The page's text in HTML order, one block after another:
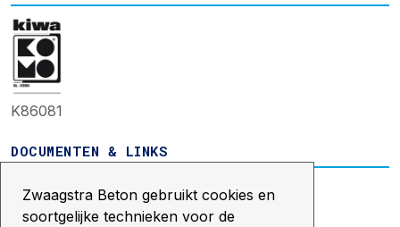
Zwaagstra Beton gebruikt cookies en
soortgelijke technieken voor de
K86081
DOCUMENTEN & LINKS
Productblad
KOMO K86081 certificaat